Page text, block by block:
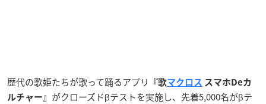
歴代の歌姫たちが歌って踊るアプリ 『歌マクロス スマホDeカ
ルチャー』 がクローズドβテストを実施し、先着5,000名がβテ